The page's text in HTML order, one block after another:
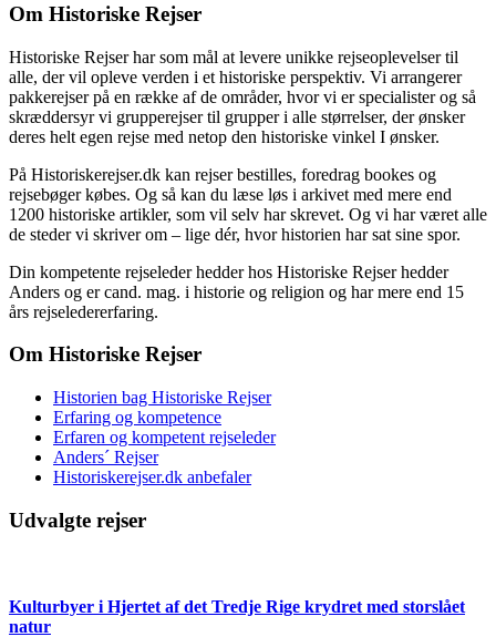
Om Historiske Rejser
Historiske Rejser har som mål at levere unikke rejseoplevelser til
alle, der vil opleve verden i et historiske perspektiv. Vi arrangerer
pakkerejser på en række af de områder, hvor vi er specialister og så
skræddersyr vi grupperejser til grupper i alle størrelser, der ønsker
deres helt egen rejse med netop den historiske vinkel I ønsker.
På Historiskerejser.dk kan rejser bestilles, foredrag bookes og
rejsebøger købes. Og så kan du læse løs i arkivet med mere end
1200 historiske artikler, som vil selv har skrevet. Og vi har været alle
de steder vi skriver om – lige dér, hvor historien har sat sine spor.
Din kompetente rejseleder hedder hos Historiske Rejser hedder
Anders og er cand. mag. i historie og religion og har mere end 15
års rejseledererfaring.
Om Historiske Rejser
Historien bag Historiske Rejser
Erfaring og kompetence
Erfaren og kompetent rejseleder
Anders´ Rejser
Historiskerejser.dk anbefaler
Udvalgte rejser
Kulturbyer i Hjertet af det Tredje Rige krydret med storslået
natur